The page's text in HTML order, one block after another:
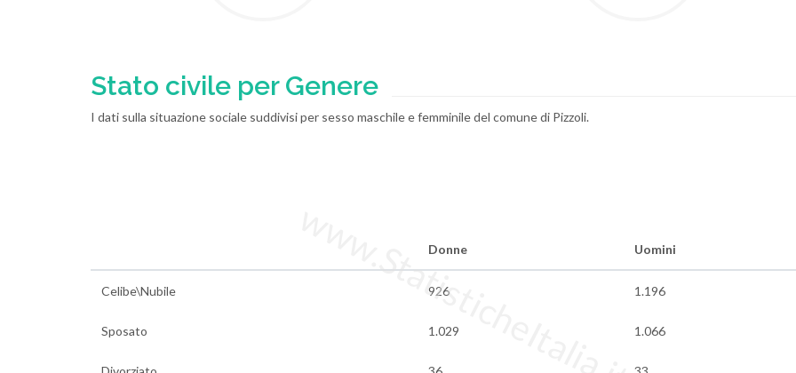
Stato civile per Genere
I dati sulla situazione sociale suddivisi per sesso maschile e femminile del comune di Pizzoli.
Donne Uomini
Celibe\Nubile 926 1.196
Sposato 1.029 1.066
www.StatisticheItalia.it